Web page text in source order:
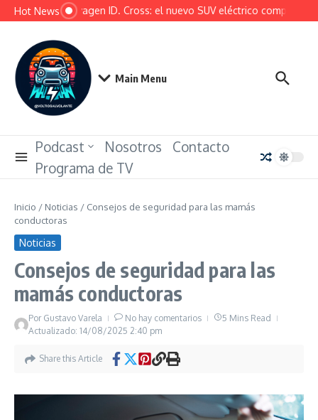
Saltar al contenido
Hot NewsVolkswagen ID. Cross: el nuevo SUV eléctrico compacto
Main Menu
Podcast Nosotros
Contacto
Programa de TV
Inicio / Noticias / Consejos de seguridad para las mamás
conductoras
Noticias
Consejos de seguridad para las
mamás conductoras
Por Gustavo Varela No hay comentarios
5 Mins Read
Actualizado: 14/08/2025 2:40 pm
Share this Article